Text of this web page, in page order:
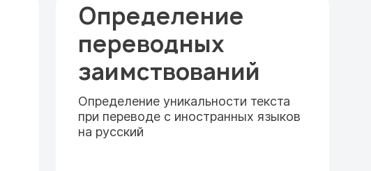
Определение
переводных
заимствований
Определение уникальности текста
при переводе с иностранных языков
на русский